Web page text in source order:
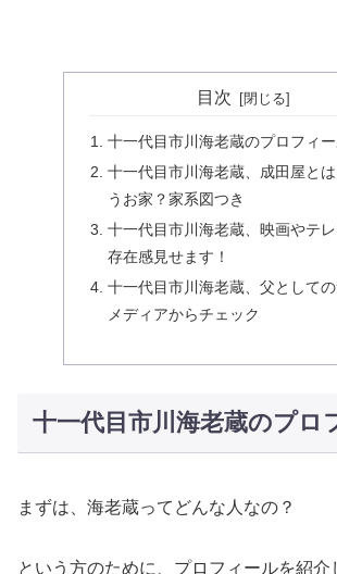
目次
十一代目市川海老蔵のプロフィ
十一代目市川海老蔵、成田屋と
うお家？家系図つき
十一代目市川海老蔵、映画やテ
存在感見せます！
十一代目市川海老蔵、父として
メディアからチェック
十一代目市川海老蔵のプロ
まずは、海老蔵ってどんな人なの？
という方のために、プロフィールを紹介